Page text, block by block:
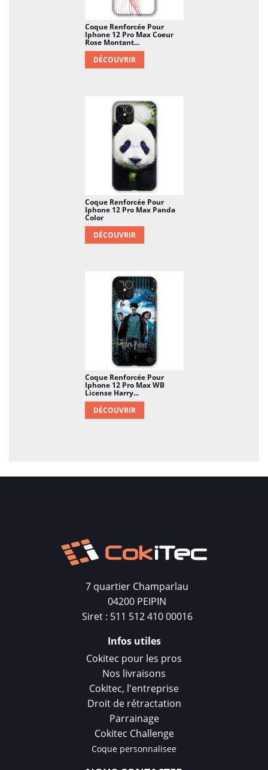
Coque Renforcée Pour
Iphone 12 Pro Max Coeur
Rose Montant...
DÉCOUVRIR
Coque Renforcée Pour
Iphone 12 Pro Max Panda
Color
DÉCOUVRIR
Coque Renforcée Pour
Iphone 12 Pro Max WB
License Harry...
DÉCOUVRIR
7 quartier Champarlau
04200 PEIPIN
Siret : 511 512 410 00016
Infos utiles
Cokitec pour les pros
Nos livraisons
Cokitec, l'entreprise
Droit de rétractation
Parrainage
Cokitec Challenge
Coque personnalisee